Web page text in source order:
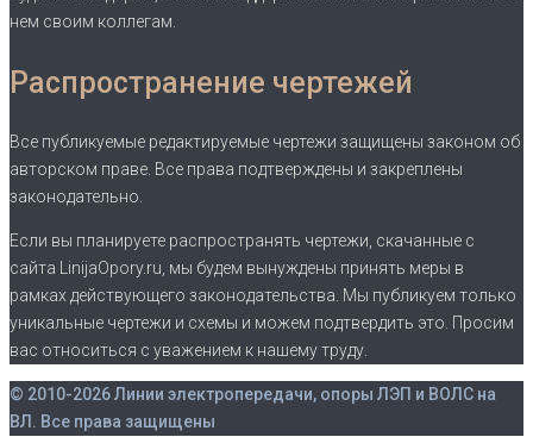
нем своим коллегам.
Распространение чертежей
Все публикуемые редактируемые чертежи защищены законом об
авторском праве. Все права подтверждены и закреплены
законодательно.
Если вы планируете распространять чертежи, скачанные с
сайта LinijaOpory.ru, мы будем вынуждены принять меры в
рамках действующего законодательства. Мы публикуем только
уникальные чертежи и схемы и можем подтвердить это. Просим
вас относиться с уважением к нашему труду.
© 2010-2026 Линии электропередачи, опоры ЛЭП и ВОЛС на
ВЛ. Все права защищены